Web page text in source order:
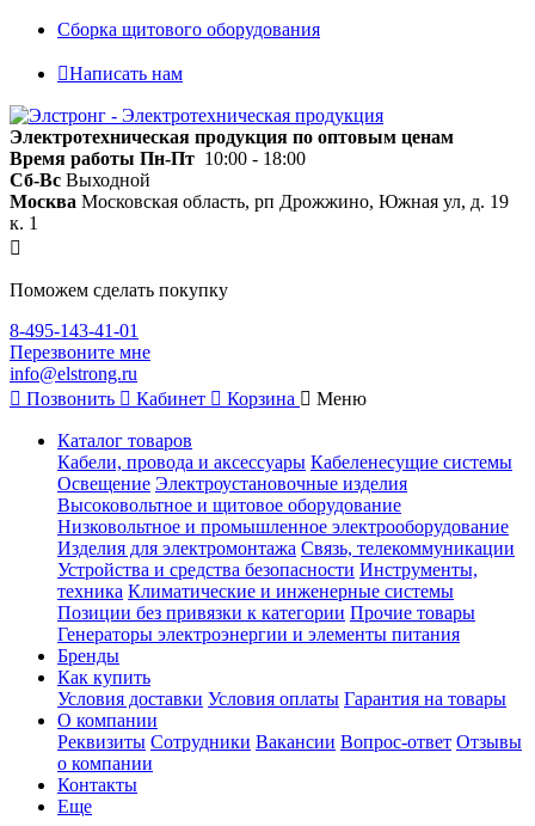
Сборка щитового оборудования
Написать нам
Электротехническая продукция по оптовым ценам
Время работы Пн-Пт 10:00 - 18:00
Сб-Вс Выходной
Москва Московская область, рп Дрожжино, Южная ул, д. 19
к. 1
Поможем сделать покупку
8-495-143-41-01
Перезвоните мне
info@elstrong.ru
Позвонить
Кабинет Корзина Меню
Каталог товаров
Кабели, провода и аксессуары Кабеленесущие системы
Освещение Электроустановочные изделия
Высоковольтное и щитовое оборудование
Низковольтное и промышленное электрооборудование
Изделия для электромонтажа Связь, телекоммуникации
Устройства и средства безопасности Инструменты,
техника Климатические и инженерные системы
Позиции без привязки к категории Прочие товары
Генераторы электроэнергии и элементы питания
Бренды
Как купить
Условия доставки Условия оплаты Гарантия на товары
О компании
Реквизиты Сотрудники Вакансии Вопрос-ответ Отзывы
о компании
Контакты
Еще